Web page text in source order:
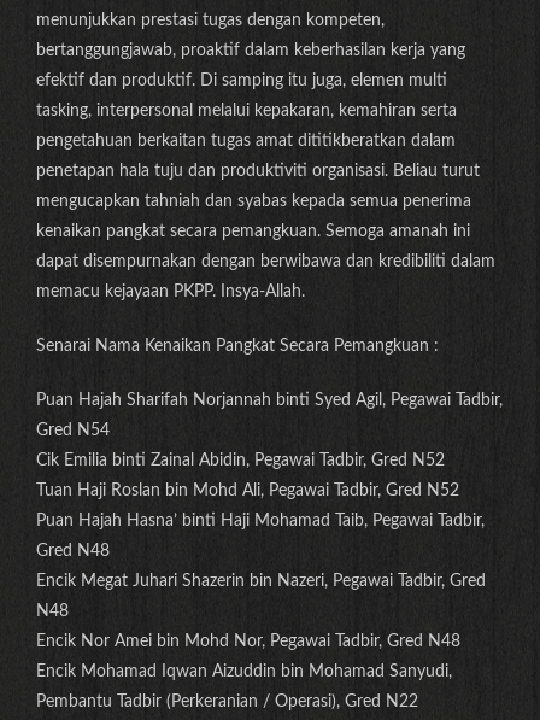
menunjukkan prestasi tugas dengan kompeten,
bertanggungjawab, proaktif dalam keberhasilan kerja yang
efektif dan produktif. Di samping itu juga, elemen multi
tasking, interpersonal melalui kepakaran, kemahiran serta
pengetahuan berkaitan tugas amat dititikberatkan dalam
penetapan hala tuju dan produktiviti organisasi. Beliau turut
mengucapkan tahniah dan syabas kepada semua penerima
kenaikan pangkat secara pemangkuan. Semoga amanah ini
dapat disempurnakan dengan berwibawa dan kredibiliti dalam
memacu kejayaan PKPP. Insya-Allah.
Senarai Nama Kenaikan Pangkat Secara Pemangkuan :
Puan Hajah Sharifah Norjannah binti Syed Agil, Pegawai Tadbir,
Gred N54
Cik Emilia binti Zainal Abidin, Pegawai Tadbir, Gred N52
Tuan Haji Roslan bin Mohd Ali, Pegawai Tadbir, Gred N52
Puan Hajah Hasna’ binti Haji Mohamad Taib, Pegawai Tadbir,
Gred N48
Encik Megat Juhari Shazerin bin Nazeri, Pegawai Tadbir, Gred
N48
Encik Nor Amei bin Mohd Nor, Pegawai Tadbir, Gred N48
Encik Mohamad Iqwan Aizuddin bin Mohamad Sanyudi,
Pembantu Tadbir (Perkeranian / Operasi), Gred N22